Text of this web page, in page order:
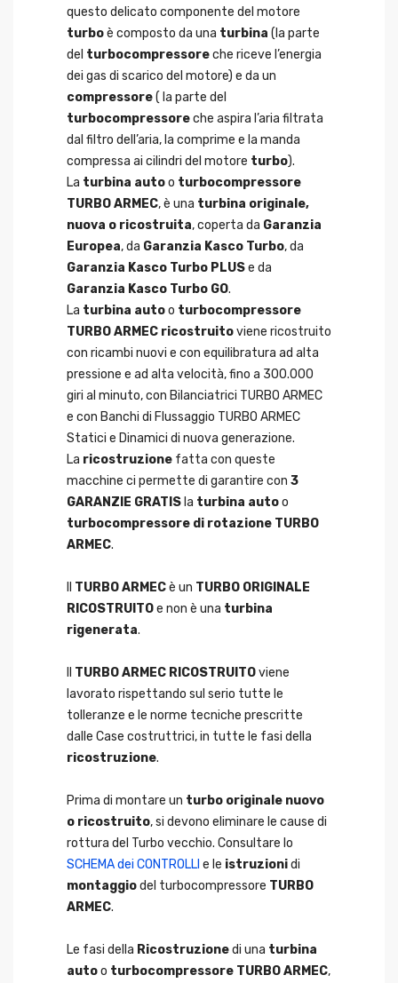
questo delicato componente del motore
turboè composto da una turbina (la parte
del turbocompressoreche riceve l’energia
dei gas di scarico del motore) e da un
compressore( la parte del
turbocompressoreche aspira l’aria filtrata
dal filtro dell’aria, la comprime e la manda
compressa ai cilindri del motore turbo).
La turbina autoo turbocompressore
TURBO ARMEC, è una turbina originale,
nuova o ricostruita, coperta da Garanzia
Europea, da Garanzia Kasco Turbo, da
Garanzia Kasco Turbo PLUSe da
Garanzia Kasco Turbo GO.
La turbina autoo turbocompressore
TURBO ARMEC ricostruitoviene ricostruito
con ricambi nuovi e con equilibratura ad alta
pressione e ad alta velocità, fino a 300.000
giri al minuto, con Bilanciatrici TURBO ARMEC
e con Banchi di Flussaggio TURBO ARMEC
Statici e Dinamici di nuova generazione.
La ricostruzione fatta con queste
macchine ci permette di garantire con 3
GARANZIE GRATIS la turbina autoo
turbocompressore di rotazione TURBO
ARMEC.
TURBO ARMECè un TURBO ORIGINALE
RICOSTRUITOe non è una turbina
rigenerata.
TURBO ARMEC RICOSTRUITOviene
lavorato rispettando sul serio tutte le
tolleranze e le norme tecniche prescritte
dalle Case costruttrici, in tutte le fasi della
ricostruzione.
Prima di montare un turbo originale nuovo
o ricostruito, si devono eliminare le cause di
rottura del Turbo vecchio. Consultare lo
SCHEMA dei CONTROLLI e le istruzionidi
montaggiodel turbocompressore TURBO
ARMEC.
Le fasi della Ricostruzionedi una turbina
autoo turbocompressore TURBO ARMEC,